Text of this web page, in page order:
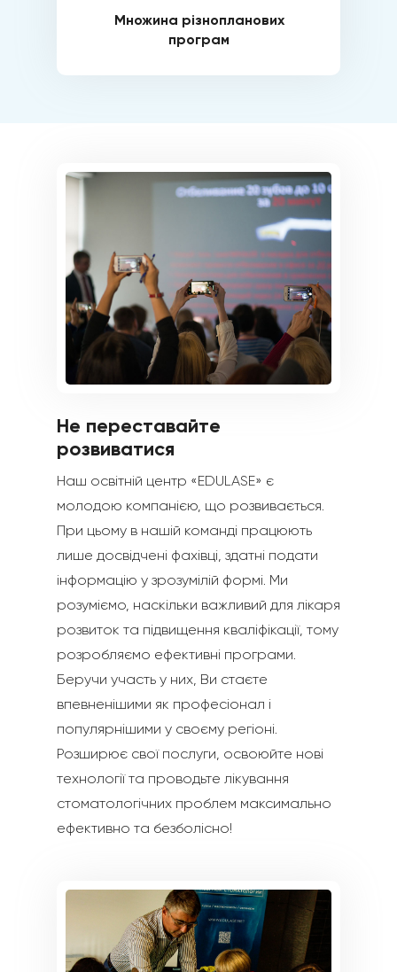
Множина різнопланових
програм
Не переставайте
розвиватися
Наш освітній центр «EDULASE» є
молодою компанією, що розвивається.
При цьому в нашій команді працюють
лише досвідчені фахівці, здатні подати
інформацію у зрозумілій формі. Ми
розуміємо, наскільки важливий для лікаря
розвиток та підвищення кваліфікації, тому
розробляємо ефективні програми.
Беручи участь у них, Ви стаєте
впевненішими як професіонал і
популярнішими у своєму регіоні.
Розширює свої послуги, освоюйте нові
технології та проводьте лікування
стоматологічних проблем максимально
ефективно та безболісно!